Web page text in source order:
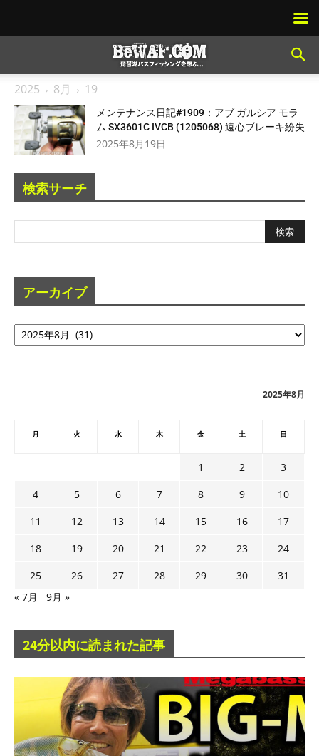
2025 8月 19
メンテナンス日記#1909：アブ ガルシア モラ
ム SX3601C IVCB (1205068) 遠心ブレーキ紛失
2025年8月19日
検索サーチ
アーカイブ
ア
ー
2025年8月
月 火 水 木 金 土 日
1 2
3
4
5 6 7 8 9
10
11
12 13 14 15 16
17
18
19 20 21 22 23
24
25
26 27 28 29 30
31
« 7月
9月 »
24分以内に読まれた記事